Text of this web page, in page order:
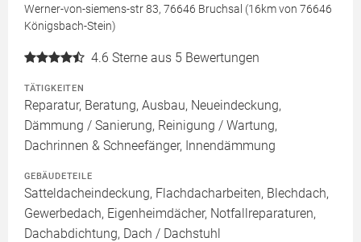
Werner-von-siemens-str 83, 76646 Bruchsal (16km von 76646
Königsbach-Stein)
4.6 Sterne aus 5 Bewertungen
TÄTIGKEITEN
Reparatur, Beratung, Ausbau, Neueindeckung,
Dämmung / Sanierung, Reinigung / Wartung,
Dachrinnen & Schneefänger, Innendämmung
GEBÄUDETEILE
Satteldacheindeckung, Flachdacharbeiten, Blechdach,
Gewerbedach, Eigenheimdächer, Notfallreparaturen,
Dachabdichtung, Dach / Dachstuhl